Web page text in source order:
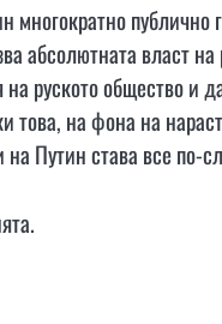
публично
абсолютната власт
руското общество и
това, на фона на
Путин става все по-